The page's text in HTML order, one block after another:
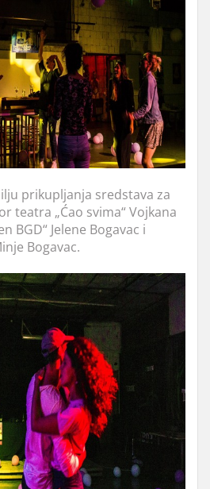
prikupljanja sredstava za
teatra „Ćao svima“ Vojkana
BGD“ Jelene Bogavac i
Bogavac.